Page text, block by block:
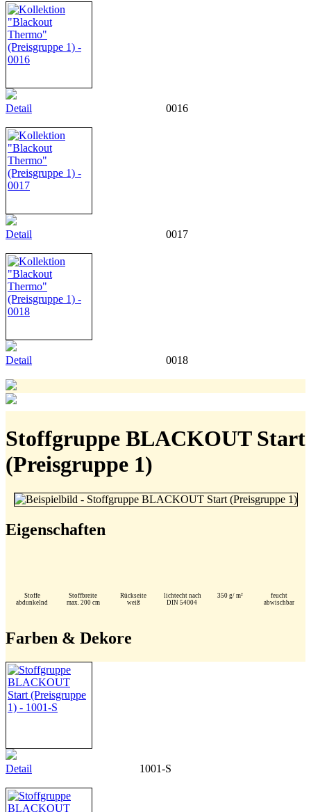
Detail 0016
Detail 0017
Detail 0018
Stoffgruppe BLACKOUT Start
(Preisgruppe 1)
Eigenschaften
Stoffe
abdunkelnd
Stoffbreite
max. 200 cm
Rückseite
weiß
lichtecht nach
DIN 54004
350 g/ m²
feucht
abwischbar
Farben & Dekore
Detail 1001-S